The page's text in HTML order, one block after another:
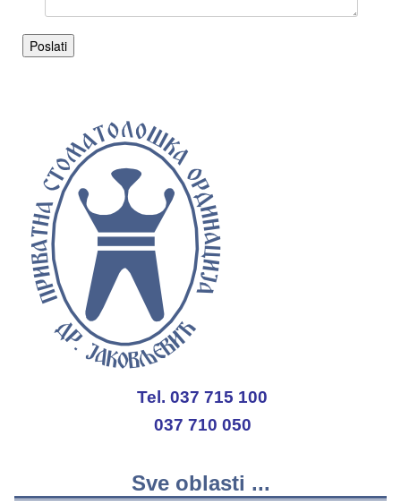
Poslati
Tel. 037 715 100
037 710 050
Sve oblasti ...